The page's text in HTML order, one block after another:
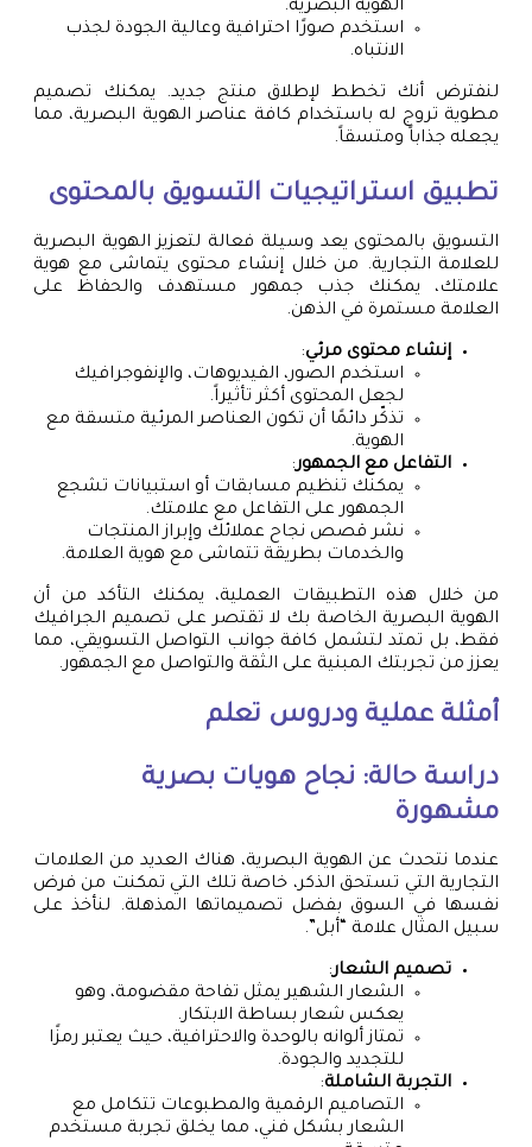
الهوية البصرية.
استخدم صورًا احترافية وعالية الجودة لجذب
الانتباه.
لنفترض أنك تخطط لإطلاق منتج جديد. يمكنك تصميم
مطوية تروج له باستخدام كافة عناصر الهوية البصرية، مما
يجعله جذاباً ومتسقاً.
تطبيق استراتيجيات التسويق بالمحتوى
التسويق بالمحتوى يعد وسيلة فعالة لتعزيز الهوية البصرية
للعلامة التجارية. من خلال إنشاء محتوى يتماشى مع هوية
علامتك، يمكنك جذب جمهور مستهدف والحفاظ على
العلامة مستمرة في الذهن.
إنشاء محتوى مرئي:
استخدم الصور، الفيديوهات، والإنفوجرافيك
لجعل المحتوى أكثر تأثيراً.
تذكّر دائمًا أن تكون العناصر المرئية متسقة مع
الهوية.
التفاعل مع الجمهور:
يمكنك تنظيم مسابقات أو استبيانات تشجع
الجمهور على التفاعل مع علامتك.
نشر قصص نجاح عملائك وإبراز المنتجات
والخدمات بطريقة تتماشى مع هوية العلامة.
من خلال هذه التطبيقات العملية، يمكنك التأكد من أن
الهوية البصرية الخاصة بك لا تقتصر على تصميم الجرافيك
فقط، بل تمتد لتشمل كافة جوانب التواصل التسويقي، مما
يعزز من تجربتك المبنية على الثقة والتواصل مع الجمهور.
أمثلة عملية ودروس تعلم
دراسة حالة: نجاح هويات بصرية
مشهورة
عندما نتحدث عن الهوية البصرية، هناك العديد من العلامات
التجارية التي تستحق الذكر، خاصة تلك التي تمكنت من فرض
نفسها في السوق بفضل تصميماتها المذهلة. لنأخذ على
سبيل المثال علامة “أبل”.
تصميم الشعار:
الشعار الشهير يمثل تفاحة مقضومة، وهو
يعكس شعار بساطة الابتكار.
تمتاز ألوانه بالوحدة والاحترافية، حيث يعتبر رمزًا
للتجديد والجودة.
التجربة الشاملة:
التصاميم الرقمية والمطبوعات تتكامل مع
الشعار بشكل فني، مما يخلق تجربة مستخدم